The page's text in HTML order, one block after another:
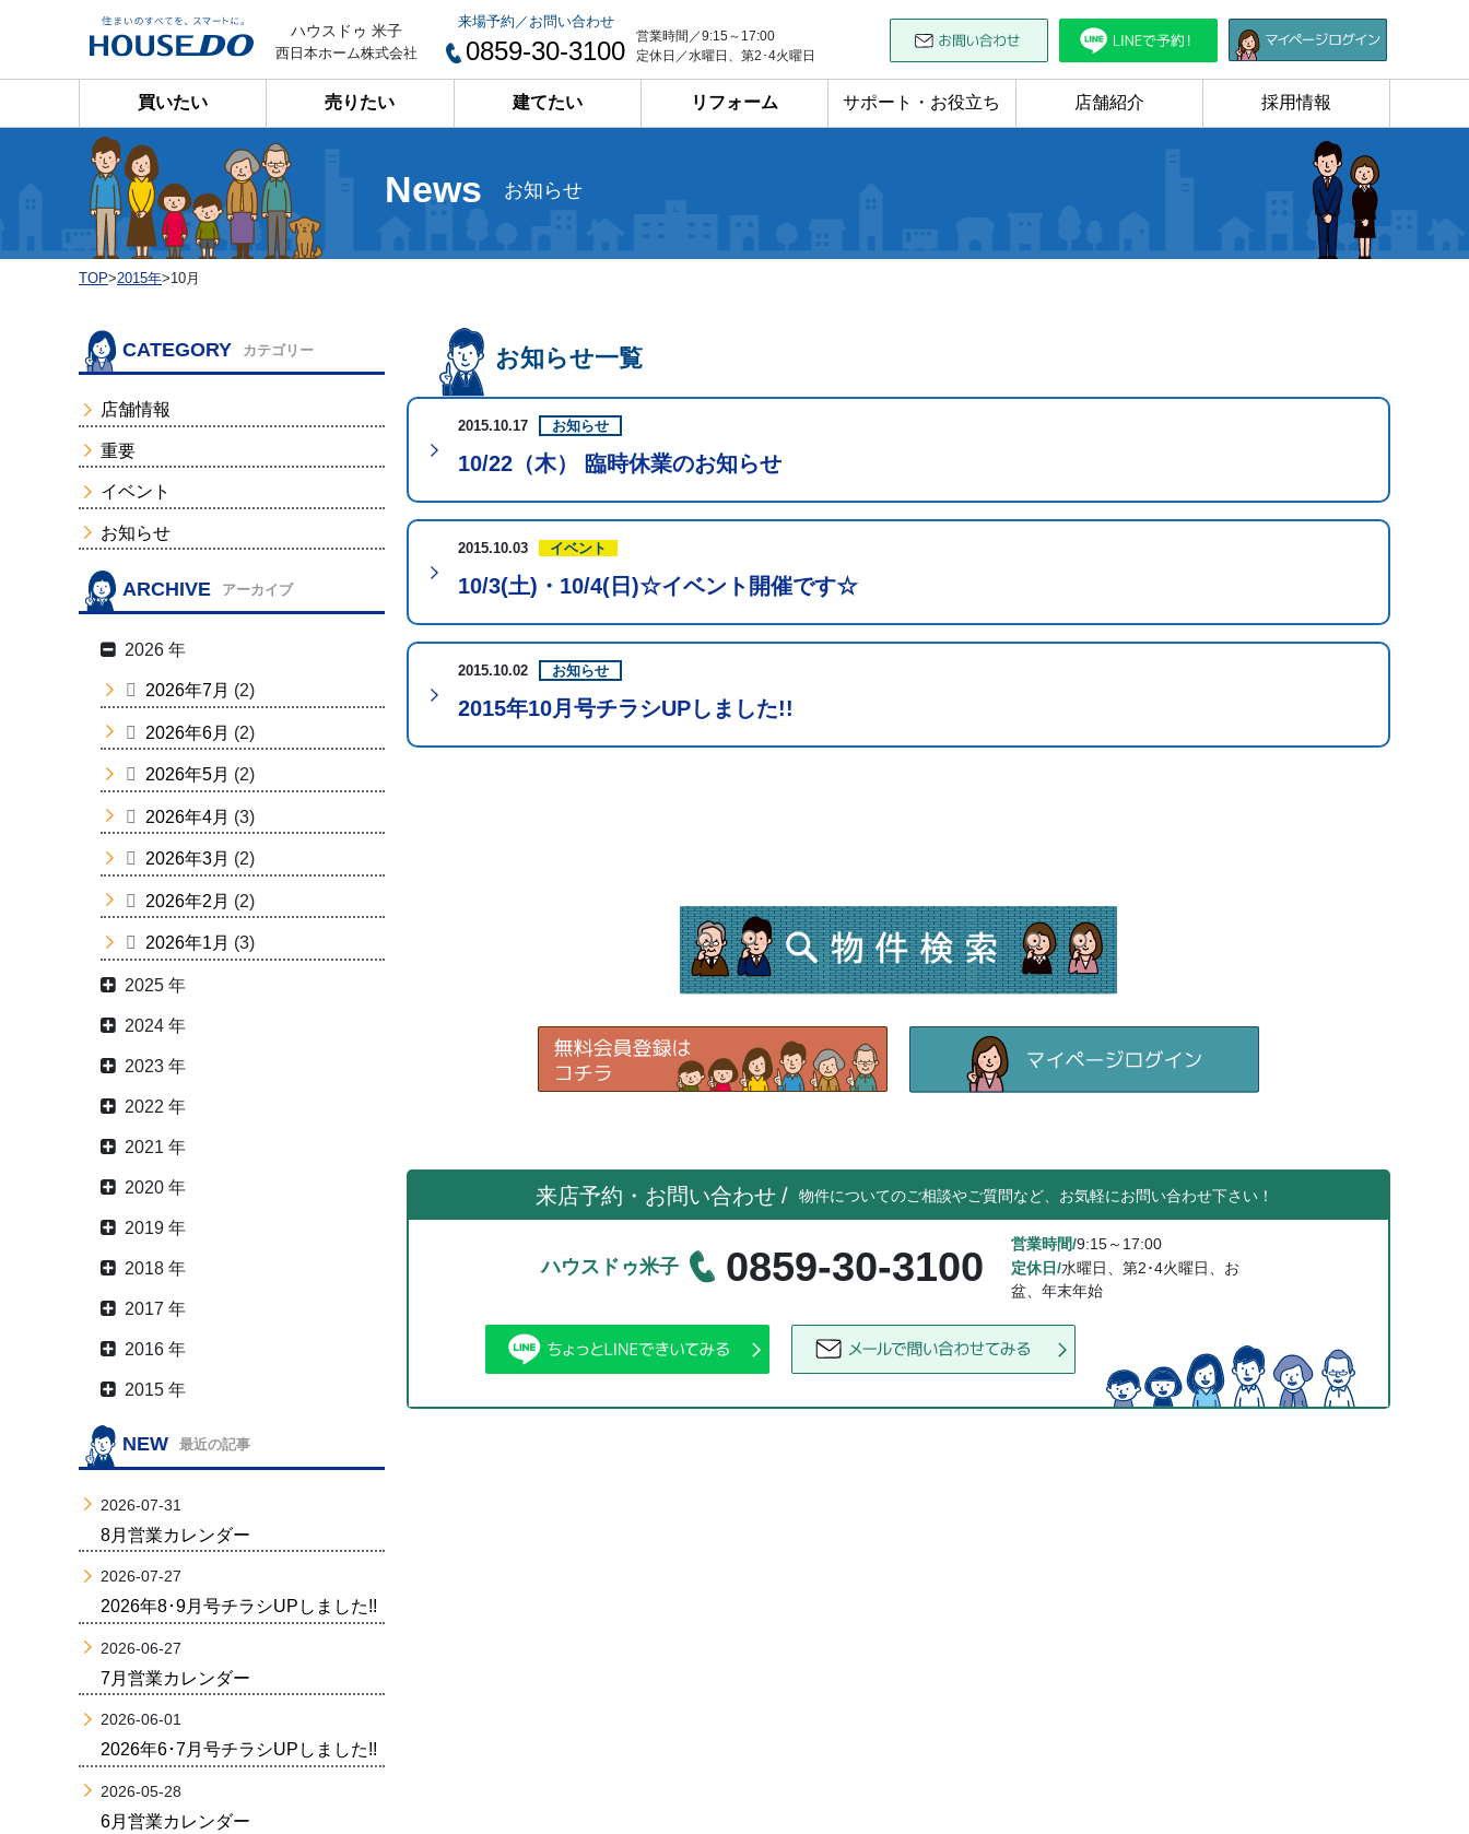
ハウスドゥ 米子
西日本ホーム株式会社
来場予約／お問い合わせ
0859-30-3100
営業時間／9:15～17:00
定休日／水曜日、第2･4火曜日
買いたい 売りたい 建てたい リフォーム サポート・お役立ち 店舗紹介 採用情報
News お知らせ
TOP>2015年>10月
お知らせ一覧
2015.10.17 お知らせ
10/22（木） 臨時休業のお知らせ
2015.10.03 イベント
10/3(土)・10/4(日)☆イベント開催です☆
2015.10.02 お知らせ
2015年10月号チラシUPしました!!
来店予約・お問い合わせ / 物件についてのご相談やご質問など、お気軽にお問い合わせ下さい！
ハウスドゥ米子 0859-30-3100 営業時間/9:15～17:00
定休日/水曜日、第2･4火曜日、お
盆、年末年始
CATEGORY カテゴリー
店舗情報
重要
イベント
お知らせ
ARCHIVE アーカイブ
2026 年
2026年7月 (2)
2026年6月 (2)
2026年5月 (2)
2026年4月 (3)
2026年3月 (2)
2026年2月 (2)
2026年1月 (3)
2025 年
2024 年
2023 年
2022 年
2021 年
2020 年
2019 年
2018 年
2017 年
2016 年
2015 年
NEW 最近の記事
2026-07-31
8月営業カレンダー
2026-07-27
2026年8･9月号チラシUPしました!!
2026-06-27
7月営業カレンダー
2026-06-01
2026年6･7月号チラシUPしました!!
2026-05-28
6月営業カレンダー